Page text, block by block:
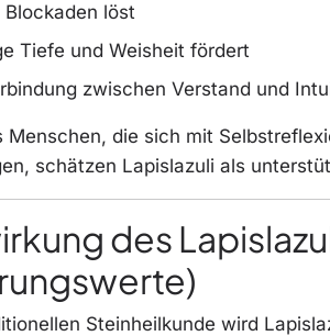
Blockaden löst
Tiefe und Weisheit fördert
zwischen Verstand und
Menschen, die sich mit
schätzen Lapislazuli als
des
Steinheilkunde wird